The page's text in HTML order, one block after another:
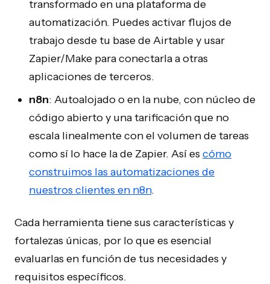
transformado en una plataforma de
automatización. Puedes activar flujos de
trabajo desde tu base de Airtable y usar
Zapier/Make para conectarla a otras
aplicaciones de terceros.
n8n: Autoalojado o en la nube, con núcleo de
código abierto y una tarificación que no
escala linealmente con el volumen de tareas
como sí lo hace la de Zapier. Así es cómo
construimos las automatizaciones de
nuestros clientes en n8n.
Cada herramienta tiene sus características y
fortalezas únicas, por lo que es esencial
evaluarlas en función de tus necesidades y
requisitos específicos.